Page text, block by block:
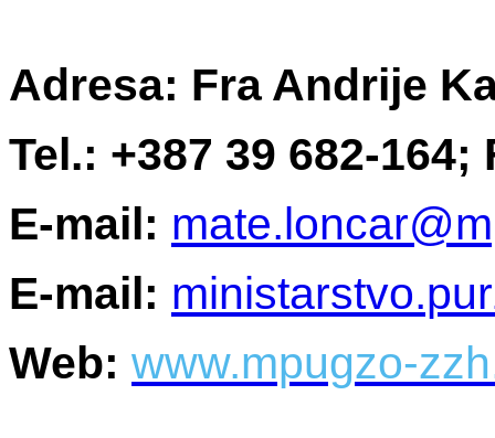
Adresa: Fra Andrije
Tel.: +387 39 682-164;
E-mail:
E-mail:
Web: www.mpugzo-